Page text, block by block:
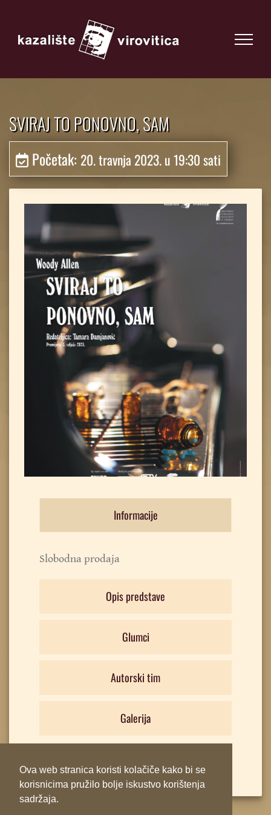
Ova web stranica koristi kolačiče kako bi se
korisnicima pružilo bolje iskustvo korištenja
sadržaja.
SVIRAJ TO PONOVNO, SAM
Početak: 20. travnja 2023. u 19:30 sati
Informacije
Slobodna prodaja
Opis predstave
Glumci
Autorski tim
Galerija